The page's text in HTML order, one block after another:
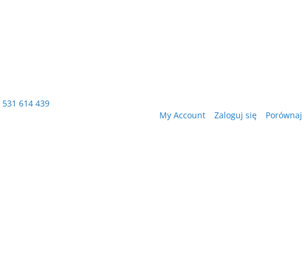
531 614 439
My Account Zaloguj się Porównaj